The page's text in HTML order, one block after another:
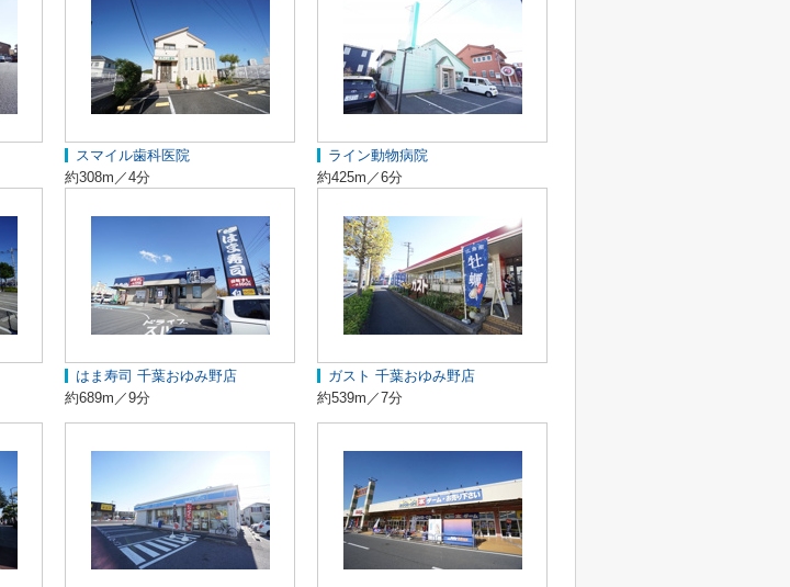
スマイル歯科医院
約308m／4分
ライン動物病院
約425m／6分
はま寿司 千葉おゆみ野店
約689m／9分
ガスト 千葉おゆみ野店
約539m／7分